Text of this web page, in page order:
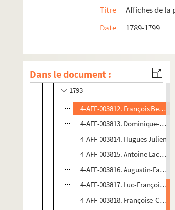
Titre
Affiches de la
Date
1789-1799
Dans le document :
Justice révolutionnaire
Tribunal du 17 août
Jugements
Ordonnances d'acquittement
1793
4-AFF-003812. François Bezanger
4-AFF-003813. Dominique-
4-AFF-003814. Hugues Julien
4-AFF-003815. Antoine
4-AFF-003816. Augustin-
4-AFF-003817. Luc-François
4-AFF-003818. Françoise-